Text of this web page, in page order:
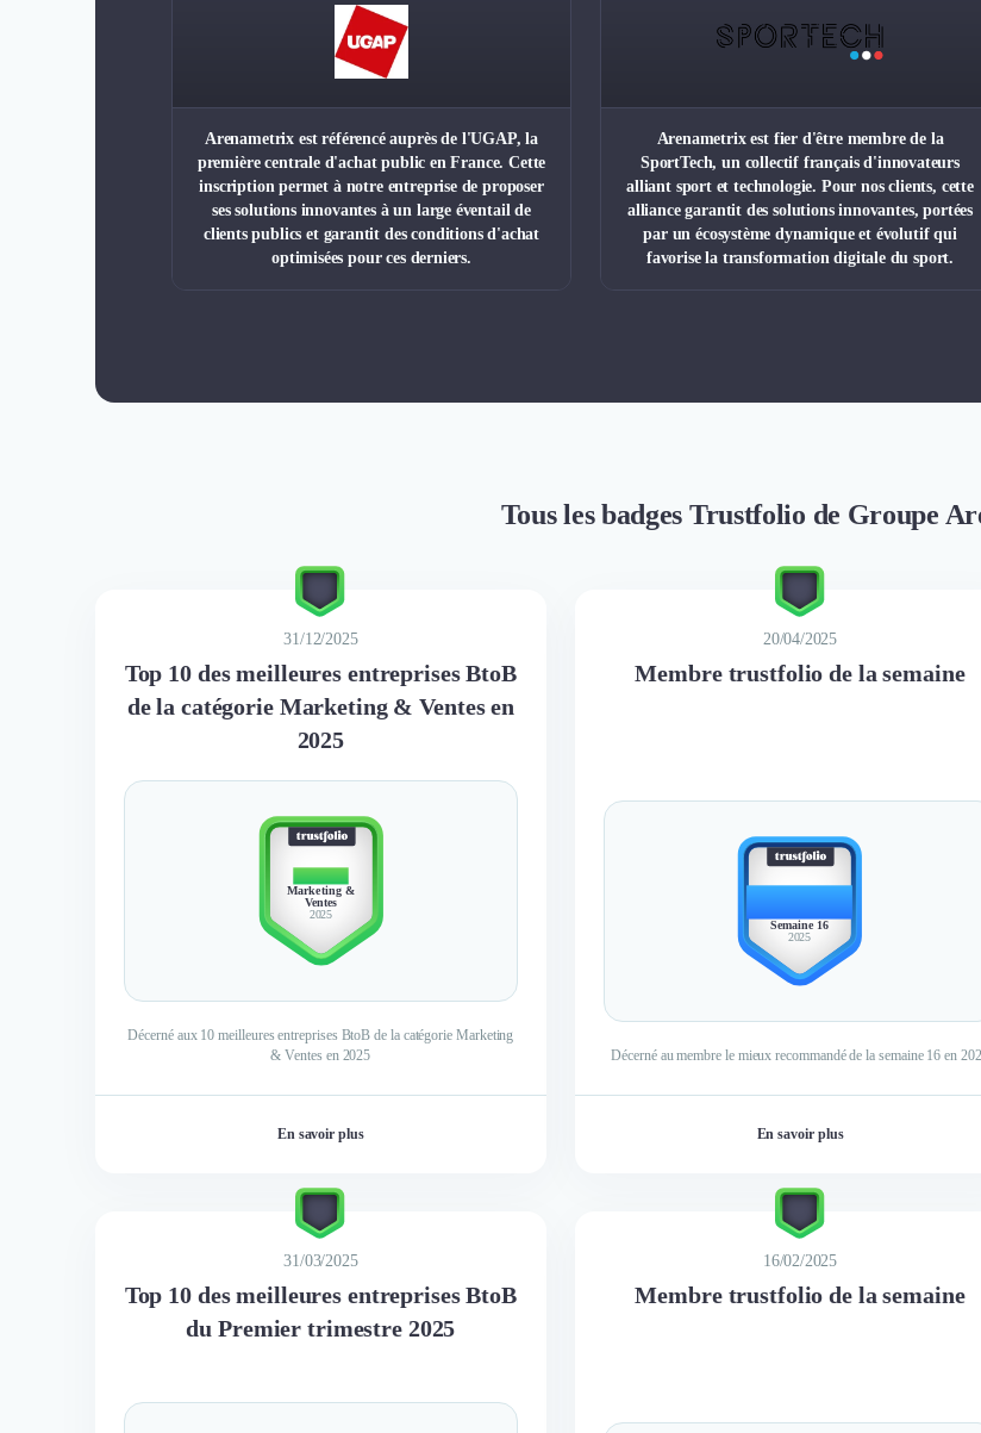
Arenametrix est référencé auprès de l'UGAP, la
première centrale d'achat public en France. Cette
inscription permet à notre entreprise de proposer
ses solutions innovantes à un large éventail de
clients publics et garantit des conditions d'achat
optimisées pour ces derniers.
Arenametrix est fier d'être membre de la
SportTech, un collectif français d'innovateurs
alliant sport et technologie. Pour nos clients, cette
alliance garantit des solutions innovantes, portées
par un écosystème dynamique et évolutif qui
favorise la transformation digitale du sport.
Tous les badges Trustfolio de Groupe
31/12/2025
Top 10 des meilleures entreprises BtoB
de la catégorie Marketing & Ventes en
2025
TOP 10
Marketing &
Ventes
2025
Décerné aux 10 meilleures entreprises BtoB de la catégorie Marketing
& Ventes en 2025
En savoir plus
20/04/2025
Membre trustfolio de la semaine
BEST
Semaine 16
2025
Décerné au membre le mieux recommandé de la semaine 16 en
En savoir plus
31/03/2025
Top 10 des meilleures entreprises BtoB
du Premier trimestre 2025
16/02/2025
Membre trustfolio de la semaine